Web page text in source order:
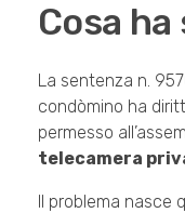
Cosa
La sentenza n.
condòmino ha
permesso
telecamera
Il problema nasce